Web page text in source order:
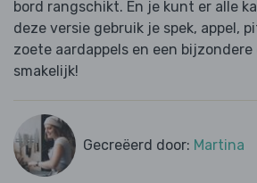
bord rangschikt. En je kunt er alle
deze versie gebruik je spek, appel,
zoete aardappels en een
smakelijk!
Gecreëerd door: Martina